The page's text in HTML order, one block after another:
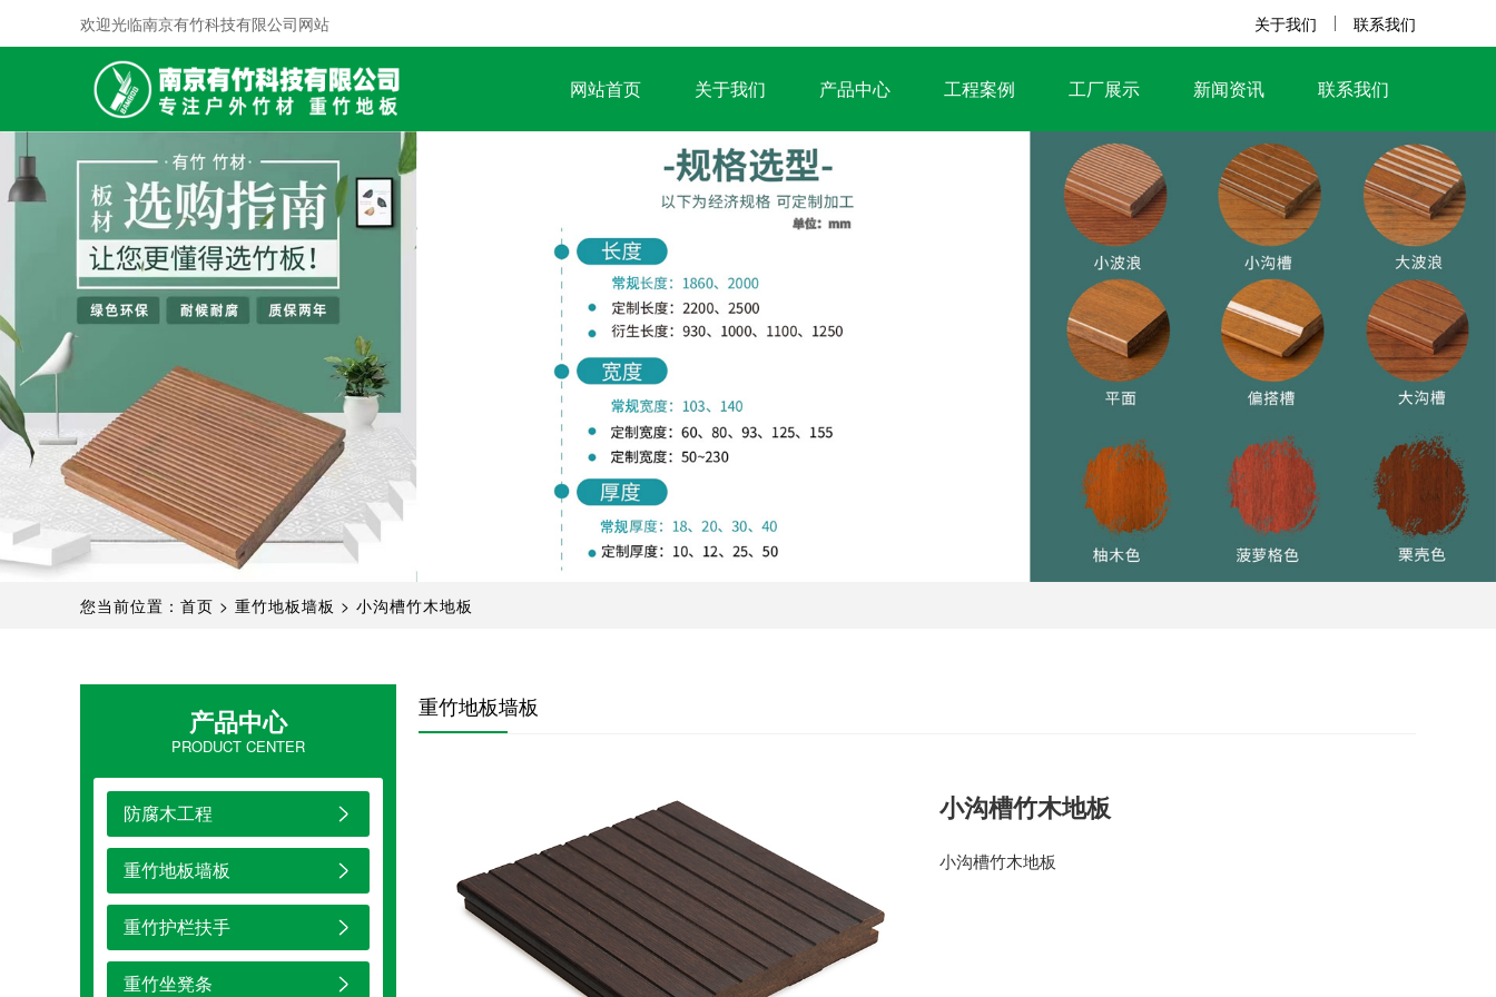
欢迎光临南京有竹科技有限公司网站 关于我们 联系我们
网站首页 关于我们 产品中心 工程案例 工厂展示 新闻资讯 联系我们
您当前位置： 首页 > 重竹地板墙板 > 小沟槽竹木地板
产品中心
PRODUCT CENTER
防腐木工程
重竹地板墙板
重竹护栏扶手
重竹坐凳条
重竹地板墙板
小沟槽竹木地板
小沟槽竹木地板